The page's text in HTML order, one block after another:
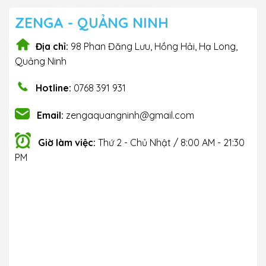
ZENGA - QUẢNG NINH
Địa chỉ: 98 Phan Đăng Lưu, Hồng Hải, Hạ Long,
Quảng Ninh
Hotline: 0768 391 931
Email: zengaquangninh@gmail.com
Giờ làm việc: Thứ 2 - Chủ Nhật / 8:00 AM - 21:30
PM